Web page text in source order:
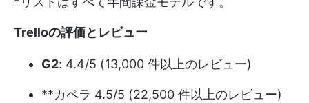
Trelloの評価とレビュー
G2: 4.4/5 (13,000 件以上のレビュー)
**カペラ 4.5/5 (22,500 件以上のレビュー)